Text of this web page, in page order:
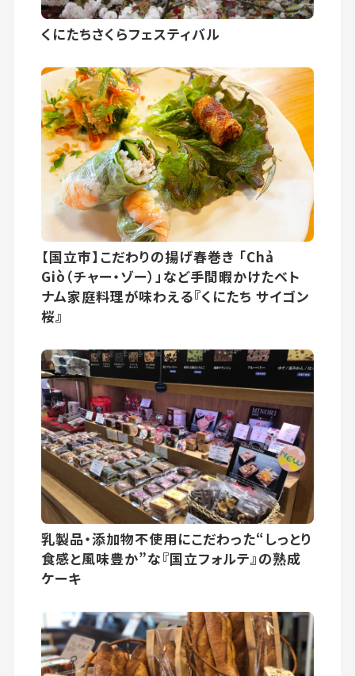
くにたちさくらフェスティバル
【国立市】こだわりの揚げ春巻き 「Chả
Giò（チャー・ゾー）」など手間暇かけたベト
ナム家庭料理が味わえる『くにたち サイゴン
桜』
乳製品・添加物不使用にこだわった“しっとり
食感と風味豊か”な『国立フォルテ』の熟成
ケーキ